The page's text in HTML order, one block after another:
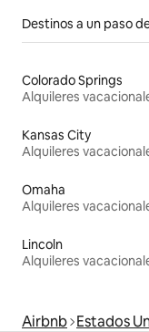
Destinos a un paso
Colorado Springs
Alquileres
Kansas City
Alquileres
Omaha
Alquileres
Lincoln
Alquileres
Airbnb Estados